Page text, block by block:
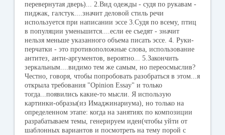
перевернутая дверь)... 2.Вид одежды - судя по рукавам -
пиджак, галстук....значит деловой стиль речи
используется при написании эссе 3.Судя по всему, птиц
в популяции уменьшится....если ее съедят - значит
нельзя меньше указанного объема писать эссе. 4. Руки-
перчатки - это противоположные слова, использование
антитез, анти-аргументов, вероятно... 5.Закончить
зеркальным....видимо тем же самым, но переосмыслив?
Честно, говоря, чтобы попробовать разобраться в этом...я
открыла требования "Opinion Essay" и только
тогда...появились какие-то мысли. Я использую
картинки-образы(из Имаджинариума), но только на
определенном этапе: когда на занятиях по композиции
разрабатываем темы, генерируем идеи(чтобы уйти от
шаблонных вариантов и посмотреть на тему порой с